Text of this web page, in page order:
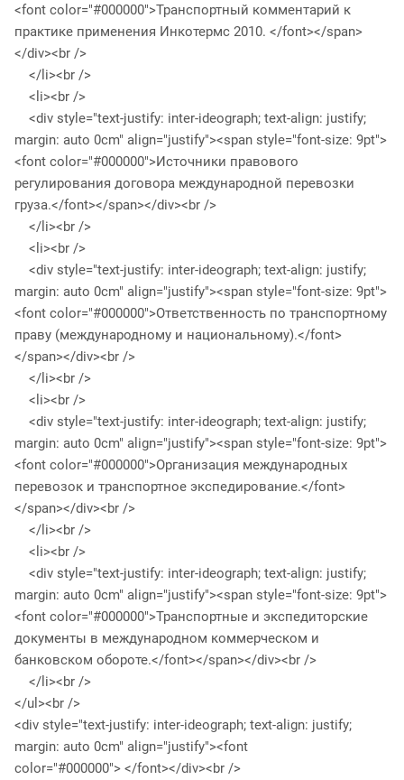
<font color="#000000">Транспортный комментарий к
практике применения Инкотермс 2010. </font></span>
</div><br />
</li><br />
<li><br />
<div style="text-justify: inter-ideograph; text-align: justify;
margin: auto 0cm" align="justify"><span style="font-size: 9pt">
<font color="#000000">Источники правового
регулирования договора международной перевозки
груза.</font></span></div><br />
</li><br />
<li><br />
<div style="text-justify: inter-ideograph; text-align: justify;
margin: auto 0cm" align="justify"><span style="font-size: 9pt">
<font color="#000000">Ответственность по транспортному
праву (международному и национальному).</font>
</span></div><br />
</li><br />
<li><br />
<div style="text-justify: inter-ideograph; text-align: justify;
margin: auto 0cm" align="justify"><span style="font-size: 9pt">
<font color="#000000">Организация международных
перевозок и транспортное экспедирование.</font>
</span></div><br />
</li><br />
<li><br />
<div style="text-justify: inter-ideograph; text-align: justify;
margin: auto 0cm" align="justify"><span style="font-size: 9pt">
<font color="#000000">Транспортные и экспедиторские
документы в международном коммерческом и
банковском обороте.</font></span></div><br />
</li><br />
</ul><br />
<div style="text-justify: inter-ideograph; text-align: justify;
margin: auto 0cm" align="justify"><font
color="#000000"> </font></div><br />